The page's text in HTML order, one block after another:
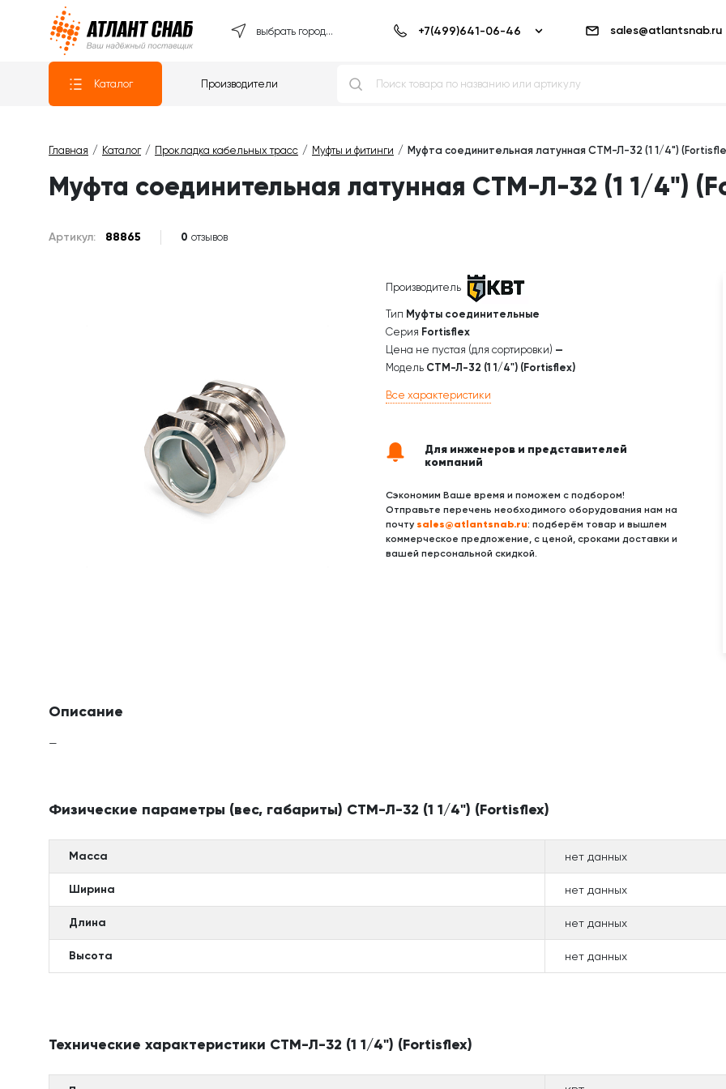
Атлантснаб
выбрать город... sales@atlantsnab.ru
Каталог Производители
Главная Каталог Прокладка кабельных трасс Муфты и фитинги Муфта соединительная латунная СТМ-Л-32 (1 1/4")
Муфта соединительная латунная СТМ-Л-32 (1 1/4")
Артикул: 88865
Производитель
Тип Муфты соединительные
Серия Fortisflex
Цена не пустая (для сортировки) —
Модель СТМ-Л-32 (1 1/4") (Fortisflex)
Все характеристики
Для инженеров и представителей
компаний
Сэкономим Ваше время и поможем с подбором!
Отправьте перечень необходимого оборудования нам на
почту sales@atlantsnab.ru: подберём товар и вышлем
коммерческое предложение, с ценой, сроками доставки и
вашей персональной скидкой.
Описание
—
Физические параметры (вес, габариты) СТМ-Л-32 (1 1/4") (Fortisflex)
Масса нет данных
Ширина нет данных
Длина нет данных
Высота нет данных
Технические характеристики СТМ-Л-32 (1 1/4") (Fortisflex)